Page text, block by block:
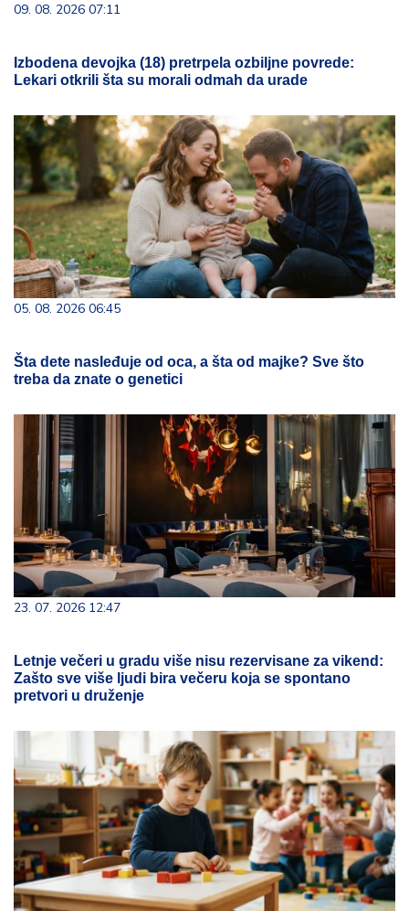
09. 08. 2026 07:11
Izbodena devojka (18) pretrpela ozbiljne povrede:
Lekari otkrili šta su morali odmah da urade
05. 08. 2026 06:45
Šta dete nasleđuje od oca, a šta od majke? Sve što
treba da znate o genetici
23. 07. 2026 12:47
Letnje večeri u gradu više nisu rezervisane za vikend:
Zašto sve više ljudi bira večeru koja se spontano
pretvori u druženje